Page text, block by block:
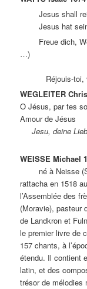
Jesus shall
Jesus hat sein
Freue dich,
…)
Isaac
Réjouis-toi,
WEGLEITER
O Jésus,
Amour de Jésus
Jesu, deine
WEISSE Michael
né à Neisse
rattacha en 1518
l’Assemblée des
(Moravie), pasteur
de Landkron et
le premier livre de
157 chants, à
étendu. Il contient
latin, et des
trésor de mélodies